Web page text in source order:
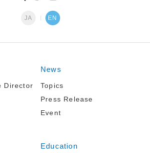
JA EN
Director
News
Topics
Press Release
Event
Education